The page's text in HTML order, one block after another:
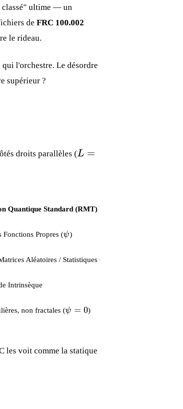
classé" ultime — un
de FRC 100.002
le rideau.
l'orchestre. Le désordre
supérieur ?
droits parallèles ( L=2
L =
Quantique Standard (RMT)
Fonctions Propres (\psi
ψ)
Aléatoires / Statistiques GOE
Intrinsèque
non fractales (\psi
ψ = 0)
les voit comme la statique